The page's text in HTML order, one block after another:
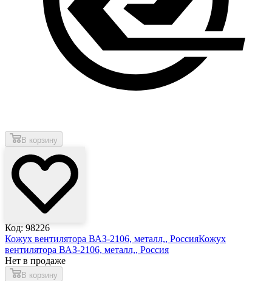
В корзину
Код: 98226
Кожух вентилятора ВАЗ-2106, металл,, РоссияКожух
вентилятора ВАЗ-2106, металл,, Россия
Нет в продаже
В корзину